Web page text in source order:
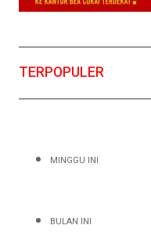
TERPOPULER
MINGGU INI
BULAN INI